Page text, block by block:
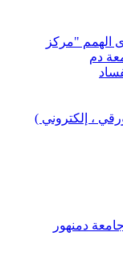
الهمم "مركز
دم
، إلكتروني )
جامعة دمنهور